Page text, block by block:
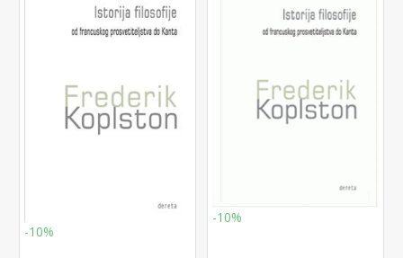
-10%
-10%